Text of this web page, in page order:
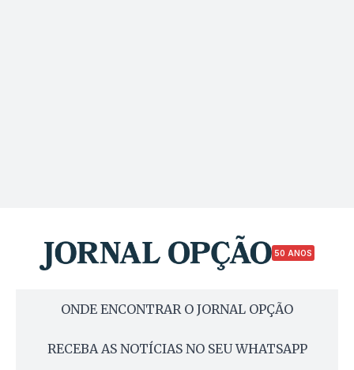
50 ANOS
ONDE ENCONTRAR O JORNAL OPÇÃO
RECEBA AS NOTÍCIAS NO SEU WHATSAPP